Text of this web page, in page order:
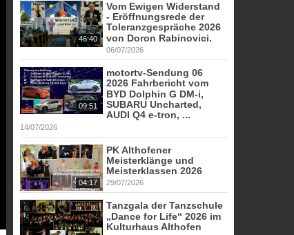
46:40
Vom Ewigen Widerstand
- Eröffnungsrede der
Toleranzgespräche 2026
von Doron Rabinovici.
06/07/2026
09:51
motortv-Sendung 06
2026 Fahrbericht vom
BYD Dolphin G DM-i,
SUBARU Uncharted,
AUDI Q4 e-tron, ...
14/07/2026
04:17
PK Althofener
Meisterklänge und
Meisterklassen 2026
29/07/2026
Tanzgala der Tanzschule
„Dance for Life“ 2026 im
Kulturhaus Althofen